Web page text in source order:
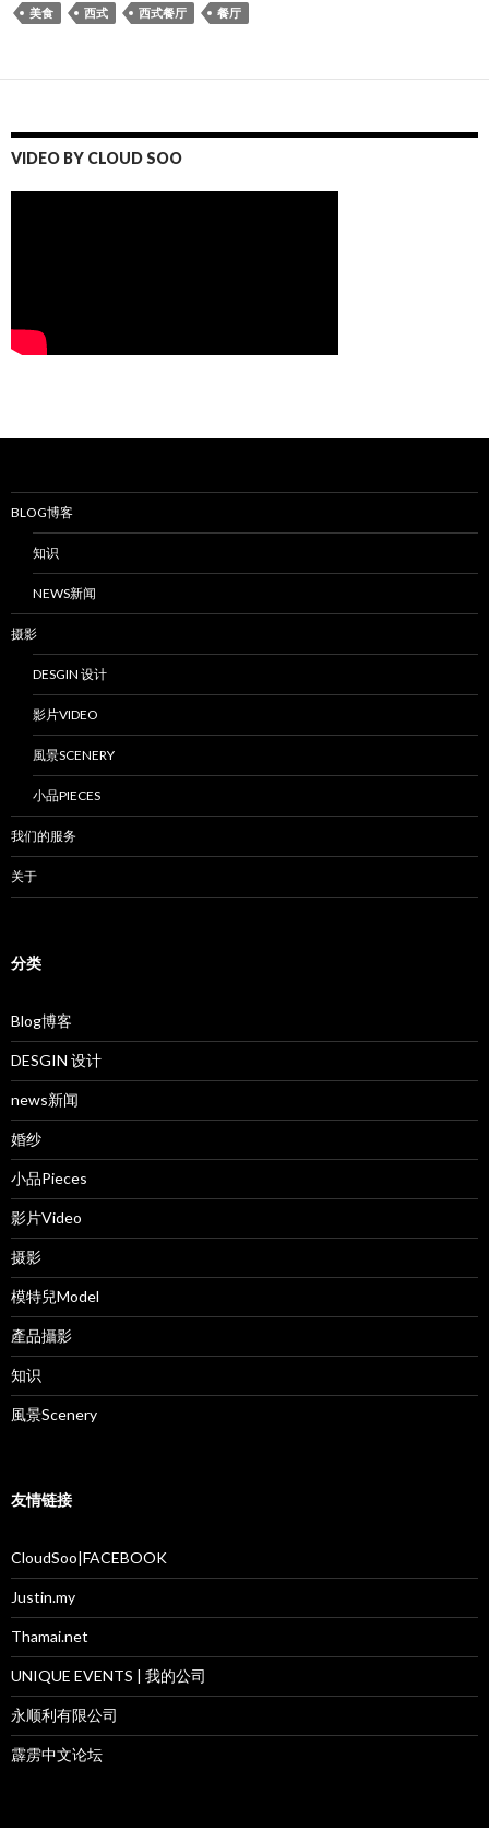
美食
西式 西式餐厅 餐厅
VIDEO BY CLOUD SOO
BLOG博客
知识
NEWS新闻
摄影
DESGIN 设计
影片VIDEO
風景SCENERY
小品PIECES
我们的服务
关于
分类
Blog博客
DESGIN 设计
news新闻
婚纱
小品Pieces
影片Video
摄影
模特兒Model
產品攝影
知识
風景Scenery
友情链接
CloudSoo|FACEBOOK
Justin.my
Thamai.net
UNIQUE EVENTS | 我的公司
永顺利有限公司
霹雳中文论坛